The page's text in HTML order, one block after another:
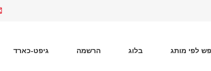
לפי מותג בלוג הרשמה גיפט-כארד